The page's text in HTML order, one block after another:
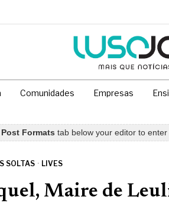
Comunidades Empresas
Formats tab below your editor to enter
SOLTAS · LIVES
Maire de